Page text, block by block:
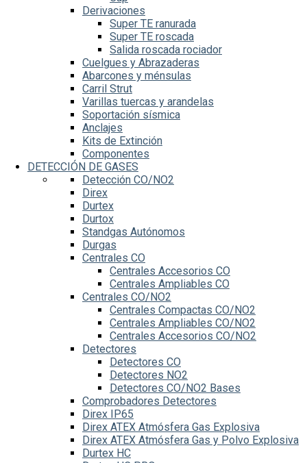
Derivaciones
Super TE ranurada
Super TE roscada
Salida roscada rociador
Cuelgues y Abrazaderas
Abarcones y ménsulas
Carril Strut
Varillas tuercas y arandelas
Soportación sísmica
Anclajes
Kits de Extinción
Componentes
DETECCIÓN DE GASES
Detección CO/NO2
Direx
Durtex
Durtox
Standgas Autónomos
Durgas
Centrales CO
Centrales Accesorios CO
Centrales Ampliables CO
Centrales CO/NO2
Centrales Compactas CO/NO2
Centrales Ampliables CO/NO2
Centrales Accesorios CO/NO2
Detectores
Detectores CO
Detectores NO2
Detectores CO/NO2 Bases
Comprobadores Detectores
Direx IP65
Direx ATEX Atmósfera Gas Explosiva
Direx ATEX Atmósfera Gas y Polvo Explosiva
Durtex HC